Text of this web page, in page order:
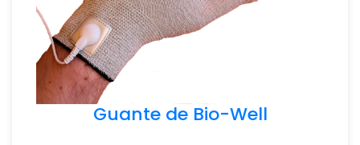
Guante de Bio-Well